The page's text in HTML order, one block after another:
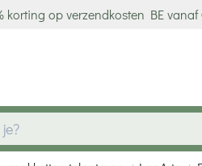
korting op verzendkosten BE vanaf